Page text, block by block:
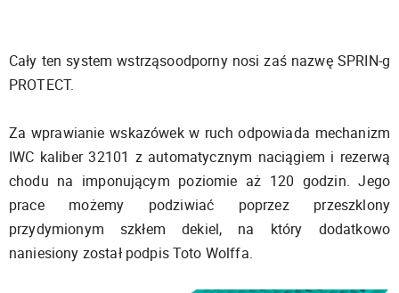
Cały ten system wstrząsoodporny nosi zaś nazwę SPRIN-g
PROTECT.
Za wprawianie wskazówek w ruch odpowiada mechanizm
IWC kaliber 32101 z automatycznym naciągiem i rezerwą
chodu na imponującym poziomie aż 120 godzin. Jego
prace możemy podziwiać poprzez przeszklony
przydymionym szkłem dekiel, na który dodatkowo
naniesiony został podpis Toto Wolffa.